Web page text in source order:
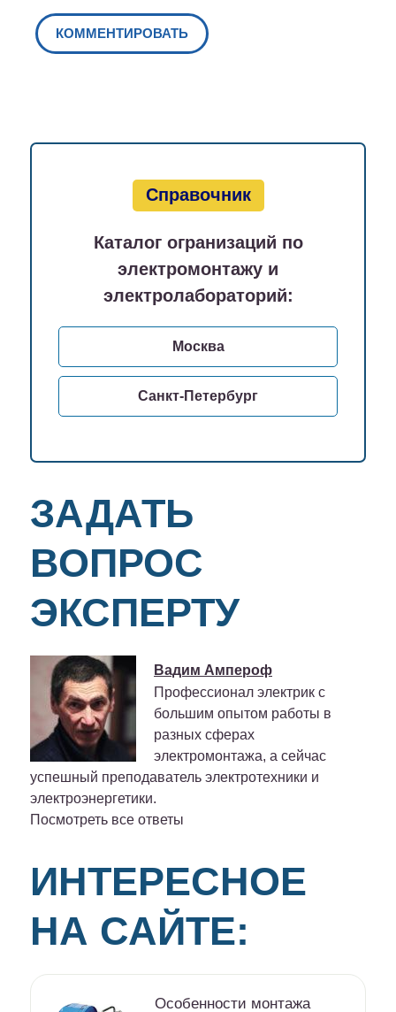
Справочник
Каталог огранизаций по
электромонтажу и
электролабораторий:
Москва
Санкт-Петербург
ЗАДАТЬ
ВОПРОС
ЭКСПЕРТУ
Вадим Ампероф
Профессионал электрик с
большим опытом работы в
разных сферах
электромонтажа, а сейчас
успешный преподаватель электротехники и
электроэнергетики.
Посмотреть все ответы
ИНТЕРЕСНОЕ
НА САЙТЕ:
Особенности монтажа